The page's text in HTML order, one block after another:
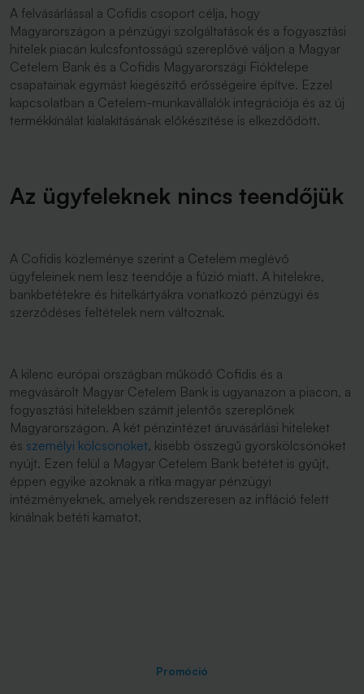
A felvásárlással a Cofidis csoport célja, hogy
Magyarországon a pénzügyi szolgáltatások és a fogyasztási
hitelek piacán kulcsfontosságú szereplővé váljon a Magyar
Cetelem Bank és a Cofidis Magyarországi Fióktelepe
csapatainak egymást kiegészítő erősségeire építve. Ezzel
kapcsolatban a Cetelem-munkavállalók integrációja és az új
termékkínálat kialakításának előkészítése is elkezdődött.
Az ügyfeleknek nincs teendőjük
A Cofidis közleménye szerint a Cetelem meglévő
ügyfeleinek nem lesz teendője a fúzió miatt. A hitelekre,
bankbetétekre és hitelkártyákra vonatkozó pénzügyi és
szerződéses feltételek nem változnak.
A kilenc európai országban működő Cofidis és a
megvásárolt Magyar Cetelem Bank is ugyanazon a piacon, a
fogyasztási hitelekben számít jelentős szereplőnek
Magyarországon. A két pénzintézet áruvásárlási hiteleket
és személyi kölcsönöket, kisebb összegű gyorskölcsönöket
nyújt. Ezen felül a Magyar Cetelem Bank betétet is gyűjt,
éppen egyike azoknak a ritka magyar pénzügyi
intézményeknek, amelyek rendszeresen az infláció felett
kínálnak betéti kamatot.
Promóció